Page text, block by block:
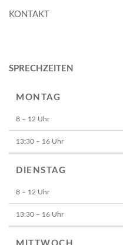
KONTAKT
SPRECHZEITEN
MONTAG
8 – 12 Uhr
13:30 – 16 Uhr
DIENSTAG
8 – 12 Uhr
13:30 – 16 Uhr